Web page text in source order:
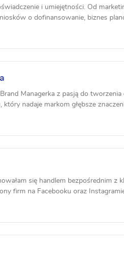
i umiejętności. Od
o dofinansowanie, biznes
Managerka z pasją do tworzenia
który nadaje markom głębsze
się handlem bezpośrednim z
firm na Facebooku oraz